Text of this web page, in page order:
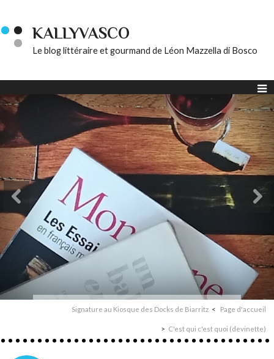
KALLYVASCO
Le blog littéraire et gourmand de Léon Mazzella di Bosco
Signature au Kiosque des Docks de Biarritz Page d'accueil
C'est qui c'est quoi (devinette)